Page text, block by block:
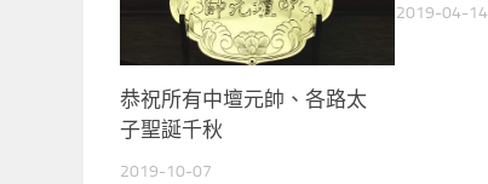
恭祝所有中壇元帥、各路太
子聖誕千秋
2019-10-07
2019-04-14